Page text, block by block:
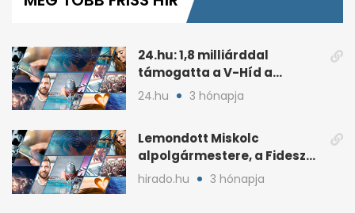
seconds
24.hu: 1,8 milliárddal
támogatta a V-Híd a
Fideszhez kötött alapítványt
24.hu 3 hónapja
Lemondott Miskolc
alpolgármestere, a Fidesz
áprilisi jelöltje, Hollósy
hirado.hu 3 hónapja